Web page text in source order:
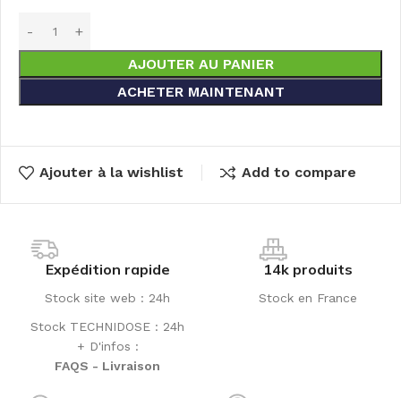
AJOUTER AU PANIER
ACHETER MAINTENANT
Ajouter à la wishlist Add to compare
Expédition rapide
Stock site web : 24h
Stock TECHNIDOSE : 24h
+ D'infos :
FAQS - Livraison
14k produits
Stock en France